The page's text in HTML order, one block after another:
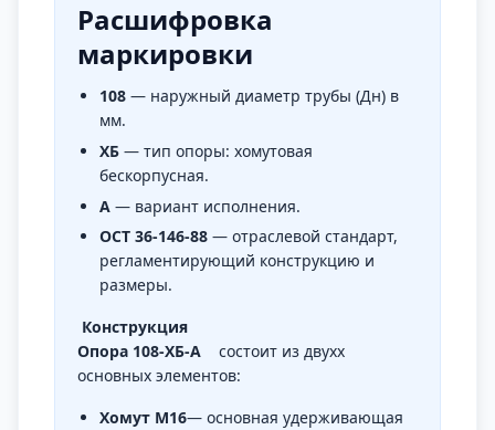
Расшифровка
маркировки
108 — наружный диаметр трубы (Дн) в
мм.
ХБ — тип опоры: хомутовая
бескорпусная.
А — вариант исполнения.
ОСТ 36-146-88 — отраслевой стандарт,
регламентирующий конструкцию и
размеры.
Конструкция
Опора 108-ХБ-А
состоит из двухх
основных элементов:
Хомут М16— основная удерживающая